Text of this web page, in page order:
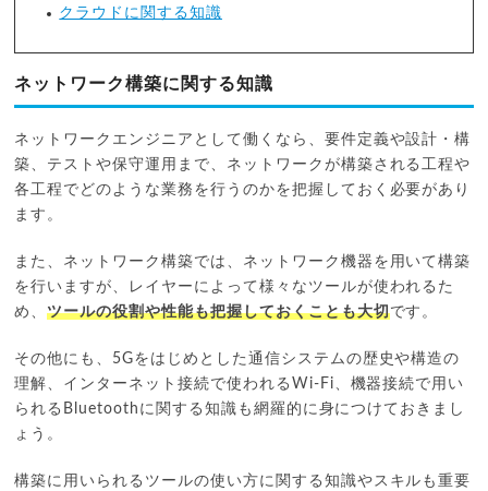
クラウドに関する知識
ネットワーク構築に関する知識
ネットワークエンジニアとして働くなら、要件定義や設計・構
築、テストや保守運用まで、ネットワークが構築される工程や
各工程でどのような業務を行うのかを把握しておく必要があり
ます。
また、ネットワーク構築では、ネットワーク機器を用いて構築
を行いますが、レイヤーによって様々なツールが使われるた
め、ツールの役割や性能も把握しておくことも大切です。
その他にも、5Gをはじめとした通信システムの歴史や構造の
理解、インターネット接続で使われるWi-Fi、機器接続で用い
られるBluetoothに関する知識も網羅的に身につけておきまし
ょう。
構築に用いられるツールの使い方に関する知識やスキルも重要